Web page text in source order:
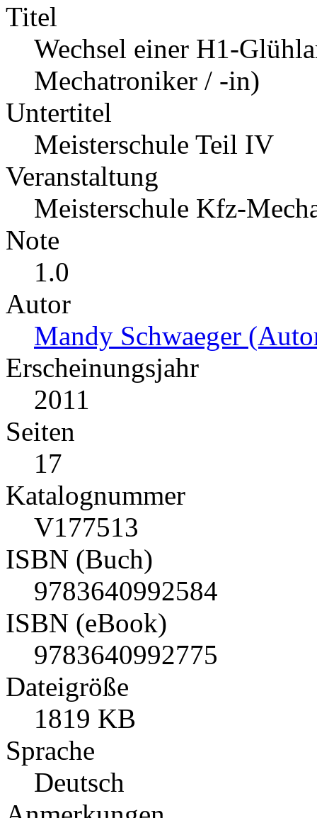
Titel
Wechsel einer H1-
Mechatroniker / -in)
Untertitel
Meisterschule Teil IV
Veranstaltung
Meisterschule Kfz-
Note
1.0
Autor
Mandy Schwaeger
Erscheinungsjahr
2011
Seiten
17
Katalognummer
V177513
ISBN (Buch)
9783640992584
ISBN (eBook)
9783640992775
Dateigröße
1819 KB
Sprache
Deutsch